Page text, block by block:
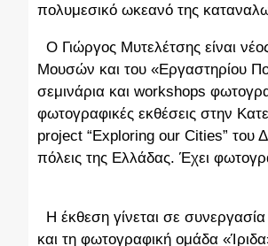
πολυμεσικό ωκεανό της
Ο Γιώργος Μυτελέτσης είναι
Μουσών και του «Εργαστηρίου
σεμινάρια και workshops
φωτογραφικές εκθέσεις στην
project “Exploring our Cities” του
πόλεις της Ελλάδας. Έχει
Η έκθεση γίνεται σε
και τη φωτογραφική ομάδα